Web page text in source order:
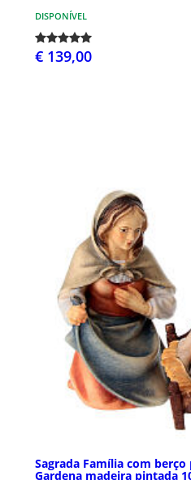
DISPONÍVEL
€ 139,00
Sagrada Família com
Gardena madeira pintada